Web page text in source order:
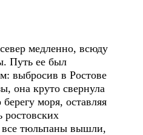
медленно, всюду
Путь ее был
выбросив в Ростове
она круто свернула
моря, оставляя
ростовских
все тюльпаны вышли,